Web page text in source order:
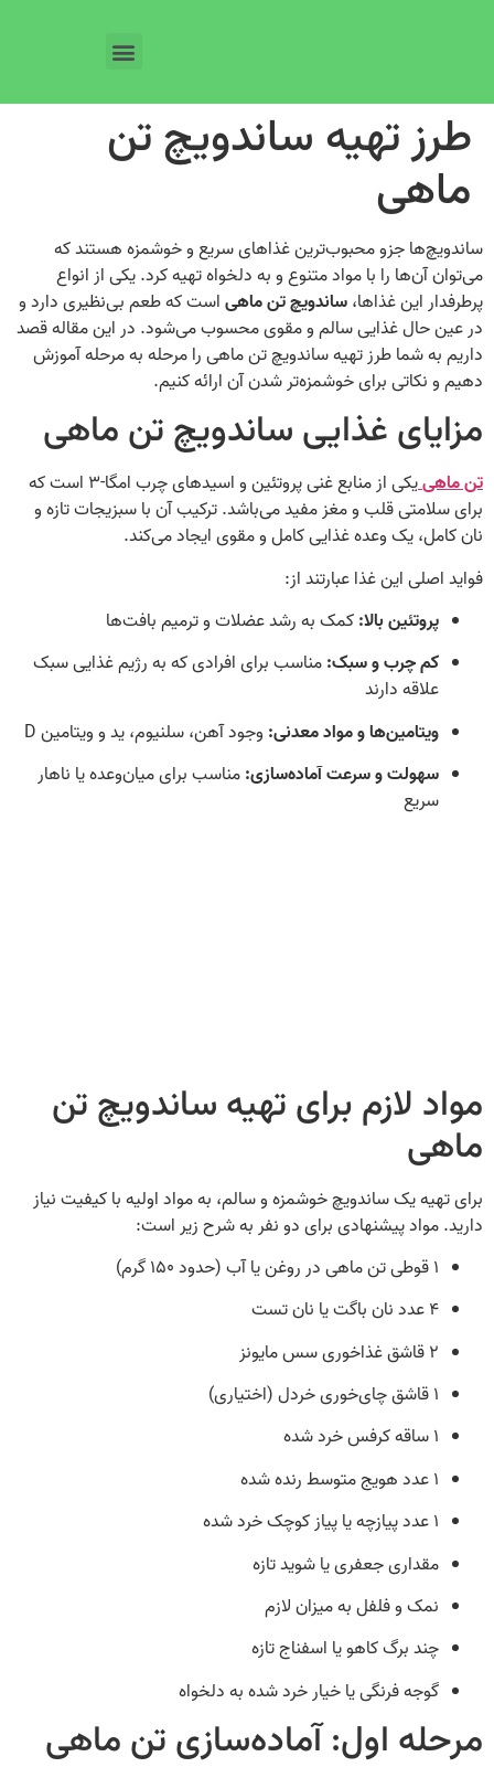
طرز تهیه ساندویچ تن
ماهی
ساندویچ‌ها جزو محبوب‌ترین غذاهای سریع و خوشمزه هستند که
می‌توان آن‌ها را با مواد متنوع و به دلخواه تهیه کرد. یکی از انواع
پرطرفدار این غذاها،ساندویچ تن ماهیاست که طعم بی‌نظیری دارد و
در عین حال غذایی سالم و مقوی محسوب می‌شود. در این مقاله قصد
داریم به شما طرز تهیه ساندویچ تن ماهی را مرحله به مرحله آموزش
دهیم و نکاتی برای خوشمزه‌تر شدن آن ارائه کنیم.
مزایای غذایی ساندویچ تن ماهی
تن ماهی
یکی از منابع غنی پروتئین و اسیدهای چرب امگا-۳ است که
برای سلامتی قلب و مغز مفید می‌باشد. ترکیب آن با سبزیجات تازه و
نان کامل، یک وعده غذایی کامل و مقوی ایجاد می‌کند.
فواید اصلی این غذا عبارتند از:
پروتئین بالا:کمک به رشد عضلات و ترمیم بافت‌ها
کم چرب و سبک:مناسب برای افرادی که به رژیم غذایی سبک
علاقه دارند
ویتامین‌ها و مواد معدنی: وجود آهن، سلنیوم، ید و ویتامین D
سهولت و سرعت آماده‌سازی:مناسب برای میان‌وعده یا ناهار
سریع
مواد لازم برای تهیه ساندویچ تن
ماهی
برای تهیه یک ساندویچ خوشمزه و سالم، به مواد اولیه با کیفیت نیاز
دارید. مواد پیشنهادی برای دو نفر به شرح زیر است:
۱ قوطی تن ماهی در روغن یا آب (حدود ۱۵۰ گرم)
۴ عدد نان باگت یا نان تست
۲ قاشق غذاخوری سس مایونز
۱ قاشق چای‌خوری خردل (اختیاری)
۱ ساقه کرفس خرد شده
۱ عدد هویج متوسط رنده شده
۱ عدد پیازچه یا پیاز کوچک خرد شده
مقداری جعفری یا شوید تازه
نمک و فلفل به میزان لازم
چند برگ کاهو یا اسفناج تازه
گوجه فرنگی یا خیار خرد شده به دلخواه
مرحله اول: آماده‌سازی تن ماهی